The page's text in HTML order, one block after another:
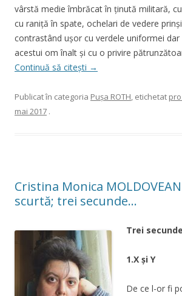
vârstă medie îmbrăcat în ţinută militară,
cu raniţă în spate, ochelari de vedere
contrastând uşor cu verdele uniformei dar
acestui om înalt şi cu o privire
Continuă să citești →
Publicat în categoria Pușa ROTH, etichetat
mai 2017 .
Cristina Monica
scurtă; trei secunde…
Trei secunde
1.X și Y
De ce l-or fi